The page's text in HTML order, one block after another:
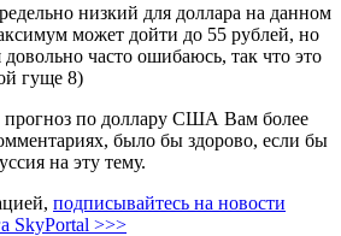
низкий для доллара на данном
может дойти до 55 рублей, но
часто ошибаюсь, так что это
гуще 8)
прогноз по доллару США Вам более
было бы здорово, если бы
на эту тему.
подписывайтесь на новости
SkyPortal >>>